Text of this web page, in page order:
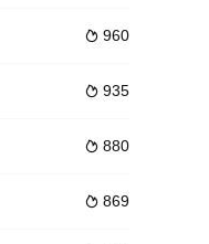
堂兔，帅酷但是爱现的菜刀
 960
 935
 880
 869